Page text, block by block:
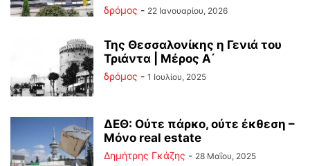
δρόμος - 22 Ιανουαρίου, 2026
Της Θεσσαλονίκης η Γενιά του
Τριάντα | Μέρος Α΄
δρόμος - 1 Ιουλίου, 2025
ΔΕΘ: Ούτε πάρκο, ούτε έκθεση –
Μόνο real estate
Δημήτρης Γκάζης - 28 Μαΐου, 2025